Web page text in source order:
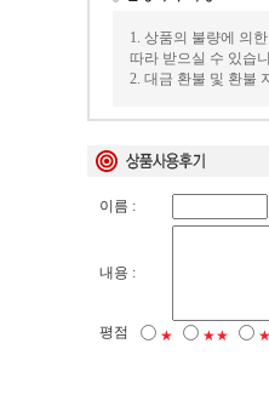
1. 상품의 불량에 의
따라 받으실 수 있습
2. 대금 환불 및 환불
이름 :
내용 :
평점 ★ ★★